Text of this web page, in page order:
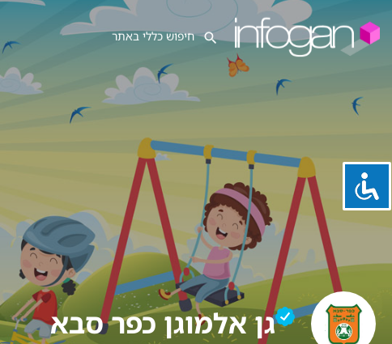
גן אלמוגן כפר סבא